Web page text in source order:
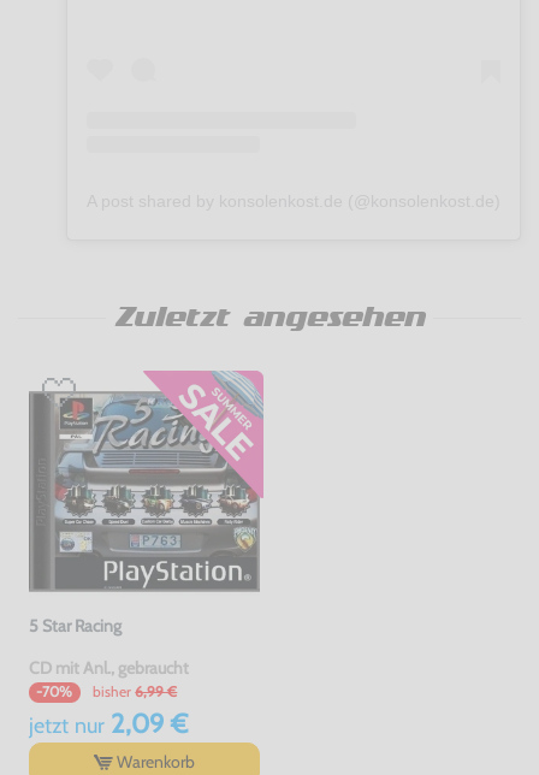
Zuletzt angesehen
5 Star Racing
CD mit Anl., gebraucht
-70% bisher 6,99 €
jetzt nur2,09 €
Warenkorb